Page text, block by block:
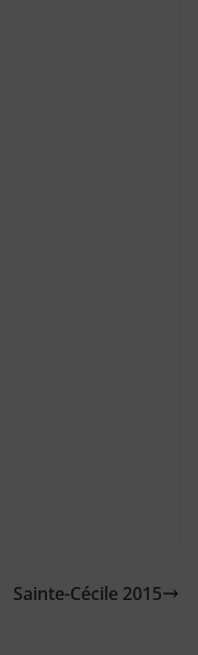
Sainte-Cécile 2015